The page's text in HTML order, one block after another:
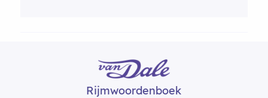
Rijmwoordenboek